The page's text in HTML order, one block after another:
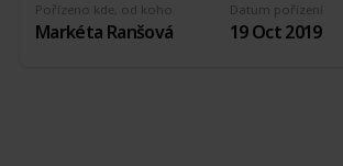
Pořízeno kde, od koho
Markéta Ranšová
Datum pořízení
19 Oct 2019